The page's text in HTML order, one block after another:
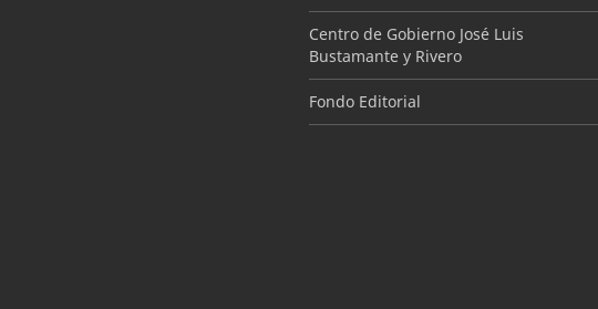
Centro de Gobierno José Luis
Bustamante y Rivero
Fondo Editorial